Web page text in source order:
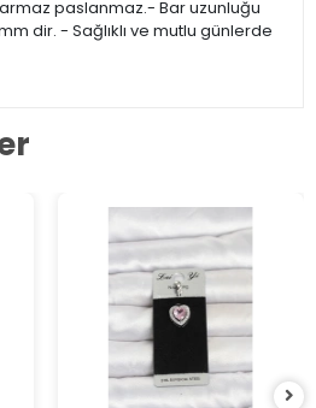
paslanmaz.- Bar uzunluğu
dir. - Sağlıklı ve mutlu günlerde